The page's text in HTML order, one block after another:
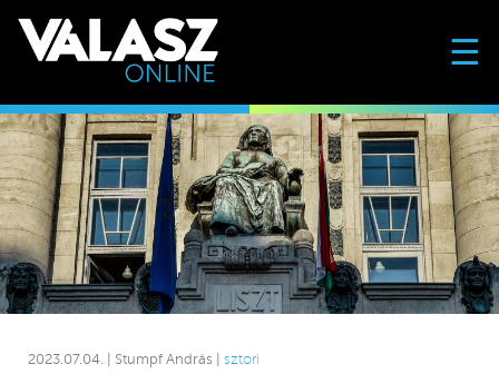
☰
2023.07.04. | Stumpf András | sztori